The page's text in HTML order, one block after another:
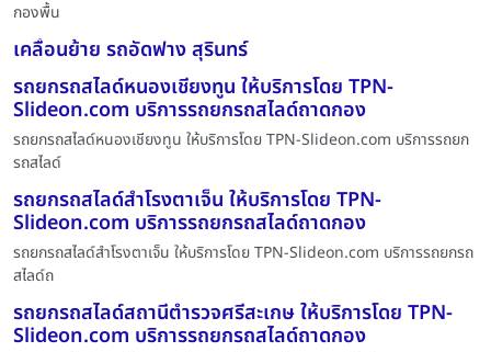
กองพื้น
เคลื่อนย้าย รถอัดฟาง สุรินทร์
รถยกรถสไลด์หนองเชียงทูน ให้บริการโดย TPN-
Slideon.com บริการรถยกรถสไลด์ถาดกอง
รถยกรถสไลด์หนองเชียงทูน ให้บริการโดย TPN-Slideon.com บริการรถยก
รถสไลด์
รถยกรถสไลด์สำโรงตาเจ็น ให้บริการโดย TPN-
Slideon.com บริการรถยกรถสไลด์ถาดกอง
รถยกรถสไลด์สำโรงตาเจ็น ให้บริการโดย TPN-Slideon.com บริการรถยกรถ
สไลด์ถ
รถยกรถสไลด์สถานีตำรวจศรีสะเกษ ให้บริการโดย TPN-
Slideon.com บริการรถยกรถสไลด์ถาดกอง